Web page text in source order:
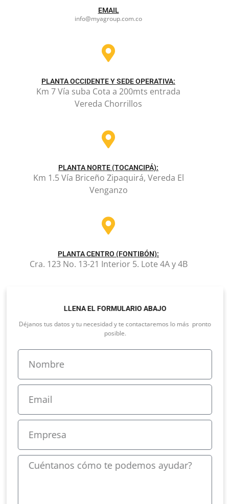
EMAIL
info@myagroup.com.co
PLANTA OCCIDENTE Y SEDE OPERATIVA:
Km 7 Vía suba Cota a 200mts entrada
Vereda Chorrillos
PLANTA NORTE (TOCANCIPÁ):
Km 1.5 Vía Briceño Zipaquirá, Vereda El
Venganzo
PLANTA CENTRO (FONTIBÓN):
Cra. 123 No. 13-21 Interior 5. Lote 4A y 4B
LLENA EL FORMULARIO ABAJO
Déjanos tus datos y tu necesidad y te contactaremos lo más pronto
posible.